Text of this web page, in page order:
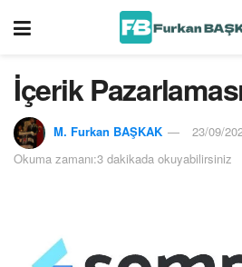
İçerik
M. Furkan BAŞKAK
23/09/
Okuma zamanı:3 dakikada okuyabilirsiniz